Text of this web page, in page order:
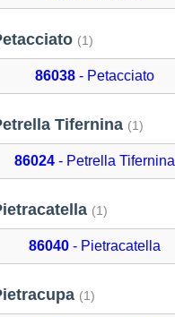
(1)
86038 - Petacciato
Tifernina (1)
86024 - Petrella Tifernina
(1)
86040 - Pietracatella
(1)